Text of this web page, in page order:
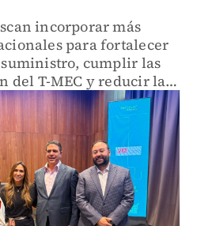
incorporar más
para fortalecer
suministro, cumplir las
del T-MEC y reducir la
el extranjero.